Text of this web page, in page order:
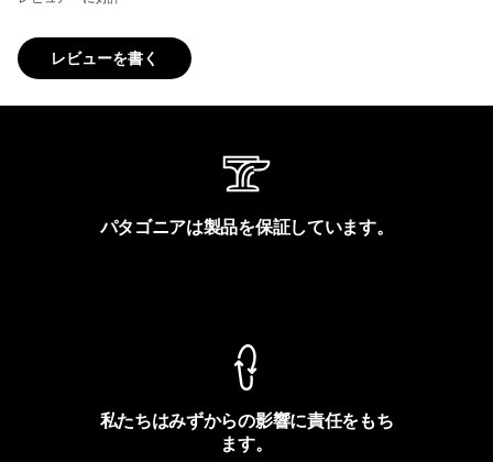
レビューを書く
パタゴニアは製品を保証しています。
私たちはみずからの影響に責任をもち
ます。